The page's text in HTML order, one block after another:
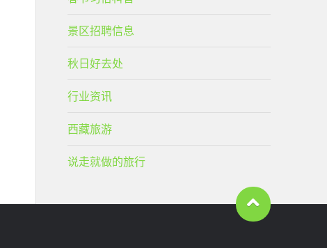
景区招聘信息
秋日好去处
行业资讯
西藏旅游
说走就做的旅行